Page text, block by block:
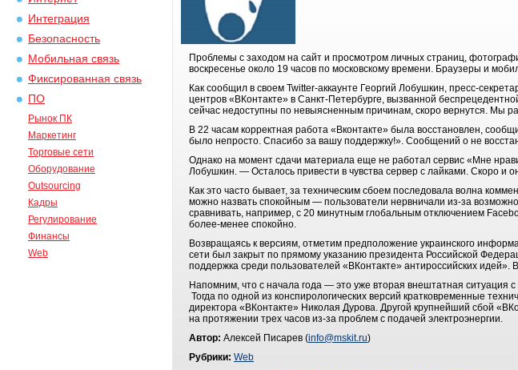
Интеграция
Безопасность
Мобильная связь
Фиксированная связь
ПО
Рынок ПК
Маркетинг
Торговые сети
Оборудование
Outsourcing
Кадры
Регулирование
Финансы
Web
Проблемы с заходом на сайт и просмотром личных страниц,
воскресенье около 19 часов по московскому времени. Браузеры и
Как сообщил в своем Twitter-аккаунте Георгий Лобушкин, пресс-
центров «ВКонтакте» в Санкт-Петербурге, вызванной
сейчас недоступны по невыясненным причинам, скоро вернутся. Мы
В 22 часам корректная работа «Вконтакте» была восстановлен,
было непросто. Спасибо за вашу поддержку!». Сообщений о не
Однако на момент сдачи материала еще не работал сервис «Мне
Лобушкин. — Осталось привести в чувства сервер с лайками. Скоро и
Как это часто бывает, за техническим сбоем последовала волна
можно назвать спокойным — пользователи нервничали из-за
сравнивать, например, с 20 минутным глобальным отключением
более-менее спокойно.
Возвращаясь к версиям, отметим предположение украинского
сети был закрыт по прямому указанию президента Российской
поддержка среди пользователей «ВКонтакте» антироссийских идей».
Напомним, что с начала года — это уже вторая внештатная ситуация
Тогда по одной из конспирологических версий кратковременные
директора «ВКонтакте» Николая Дурова. Другой крупнейший сбой
на протяжении трех часов из-за проблем с подачей электроэнергии.
Автор: Алексей Писарев (info@mskit.ru)
Рубрики: Web